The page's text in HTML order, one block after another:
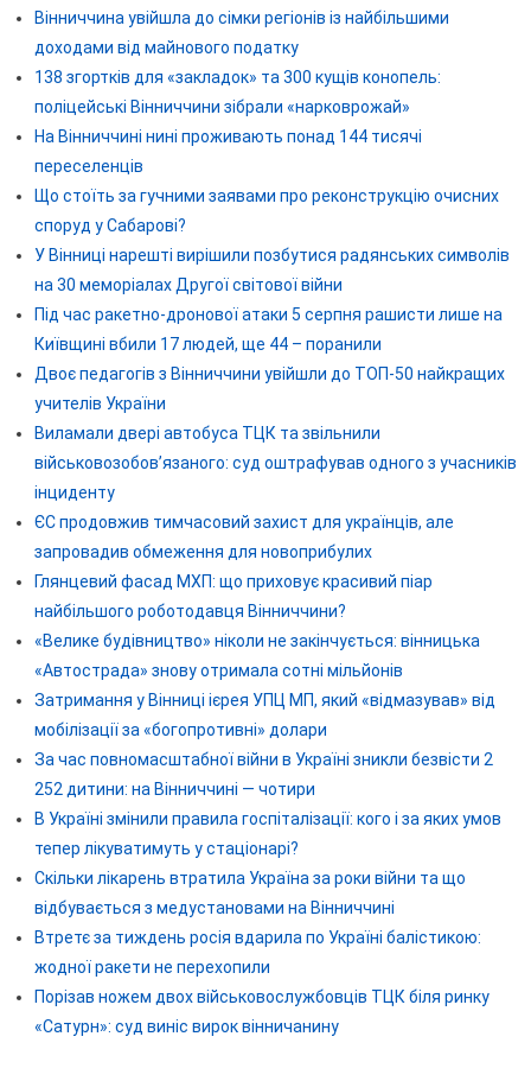
Вінниччина увійшла до сімки регіонів із найбільшими
доходами від майнового податку
138 згортків для «закладок» та 300 кущів конопель:
поліцейські Вінниччини зібрали «нарковрожай»
На Вінниччині нині проживають понад 144 тисячі
переселенців
Що стоїть за гучними заявами про реконструкцію очисних
споруд у Сабарові?
У Вінниці нарешті вирішили позбутися радянських символів
на 30 меморіалах Другої світової війни
Під час ракетно-дронової атаки 5 серпня рашисти лише на
Київщині вбили 17 людей, ще 44 – поранили
Двоє педагогів з Вінниччини увійшли до ТОП-50 найкращих
учителів України
Виламали двері автобуса ТЦК та звільнили
військовозобов’язаного: суд оштрафував одного з учасників
інциденту
ЄС продовжив тимчасовий захист для українців, але
запровадив обмеження для новоприбулих
Глянцевий фасад МХП: що приховує красивий піар
найбільшого роботодавця Вінниччини?
«Велике будівництво» ніколи не закінчується: вінницька
«Автострада» знову отримала сотні мільйонів
Затримання у Вінниці ієрея УПЦ МП, який «відмазував» від
мобілізації за «богопротивні» долари
За час повномасштабної війни в Україні зникли безвісти 2
252 дитини: на Вінниччині — чотири
В Україні змінили правила госпіталізації: кого і за яких умов
тепер лікуватимуть у стаціонарі?
Скільки лікарень втратила Україна за роки війни та що
відбувається з медустановами на Вінниччині
Втретє за тиждень росія вдарила по Україні балістикою:
жодної ракети не перехопили
Порізав ножем двох військовослужбовців ТЦК біля ринку
«Сатурн»: суд виніс вирок вінничанину